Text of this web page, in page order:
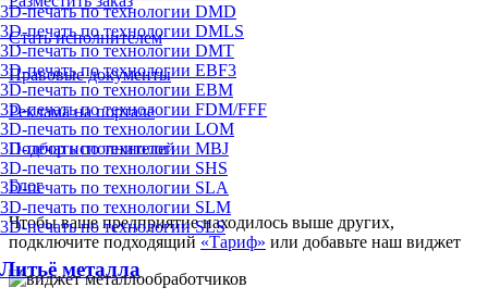
3D-печать по технологии DMD
3D-печать по технологии DMLS
3D-печать по технологии DMT
3D-печать по технологии EBF3
3D-печать по технологии EBM
3D-печать по технологии FDM/FFF
3D-печать по технологии LOM
3D-печать по технологии MBJ
3D-печать по технологии SHS
3D-печать по технологии SLA
3D-печать по технологии SLM
3D-печать по технологии SLS
Литьё металла
Стать исполнителем
Правовые документы
Реклама на портале
Подбор исполнителей
Блог
Чтобы ваше предприятие находилось выше других,
подключите подходящий «Тариф» или добавьте наш виджет